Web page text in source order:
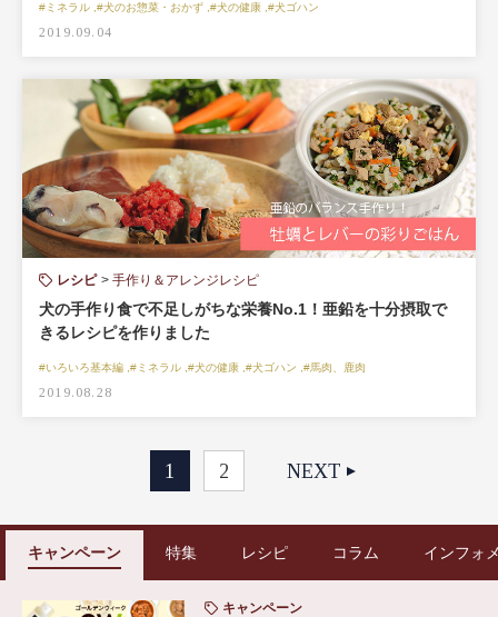
#ミネラル ,#犬のお惣菜・おかず ,#犬の健康 ,#犬ゴハン
2019.09.04
レシピ 手作り＆アレンジレシピ
犬の手作り食で不足しがちな栄養No.1！亜鉛を十分摂取で
きるレシピを作りました
#いろいろ基本編 ,#ミネラル ,#犬の健康 ,#犬ゴハン ,#馬肉、鹿肉
2019.08.28
1 2 NEXT
キャンペーン 特集 レシピ コラム インフォ
キャンペーン